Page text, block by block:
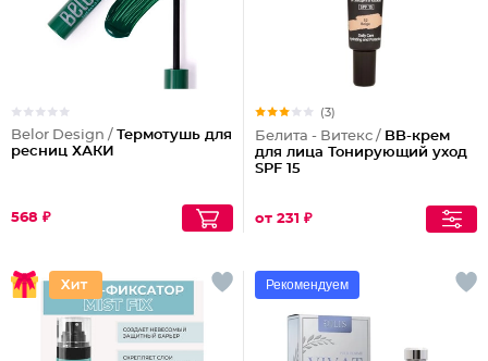
Belor Design / Термотушь для
ресниц ХАКИ
568 ₽
(3)
Белита - Витекс / BB-крем
для лица Тонирующий уход
SPF 15
от 231 ₽
Рекомендуем